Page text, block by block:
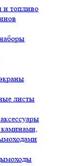
и топливо
листы
каминами,